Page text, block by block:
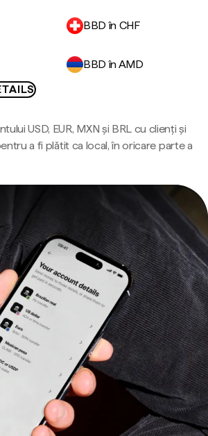
BBD în CHF
BBD în AMD
USD, EUR, MXN și BRL cu clienți și
a fi plătit ca local, în oricare parte a